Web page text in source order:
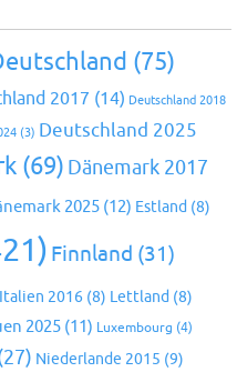
(75)
2017 (14) Deutschland 2018
(3) Deutschland 2025
(69) Dänemark 2017
2025(12) Estland (8)
Finnland (31)
Italien 2016 (8) Lettland (8)
2025(11) Luxembourg (4)
Niederlande 2015 (9)